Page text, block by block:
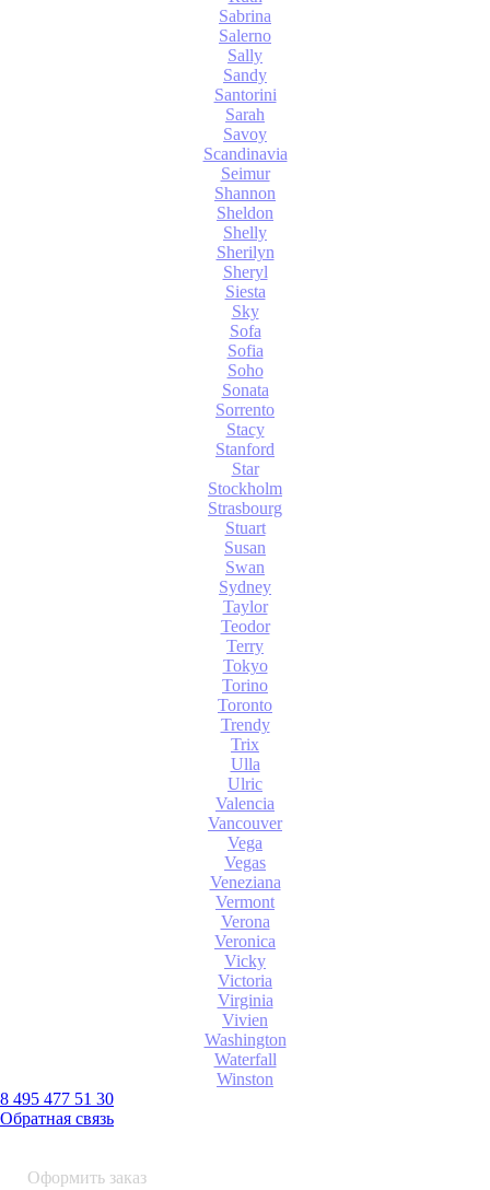
Sabrina
Salerno
Sally
Sandy
Santorini
Sarah
Savoy
Scandinavia
Seimur
Shannon
Sheldon
Shelly
Sherilyn
Sheryl
Siesta
Sky
Sofa
Sofia
Soho
Sonata
Sorrento
Stacy
Stanford
Star
Stockholm
Strasbourg
Stuart
Susan
Swan
Sydney
Taylor
Teodor
Terry
Tokyo
Torino
Toronto
Trendy
Trix
Ulla
Ulric
Valencia
Vancouver
Vega
Vegas
Veneziana
Vermont
Verona
Veronica
Vicky
Victoria
Virginia
Vivien
Washington
Waterfall
Winston
8 495 477 51 30
Обратная связь
Оформить заказ